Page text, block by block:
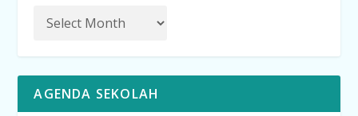
AGENDA SEKOLAH